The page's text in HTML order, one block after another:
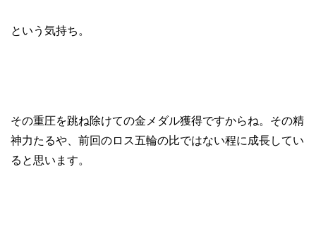
という気持ち。
その重圧を跳ね除けての金メダル獲得ですからね。その精
神力たるや、前回のロス五輪の比ではない程に成長してい
ると思います。